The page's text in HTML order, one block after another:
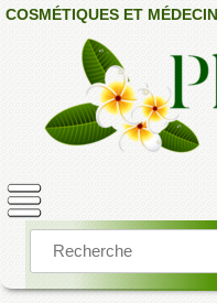
COSMÉTIQUES ET